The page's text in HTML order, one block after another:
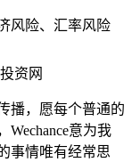
险、汇率风险
资网
播，愿每个普通的
Wechance意为我
事情唯有经常思